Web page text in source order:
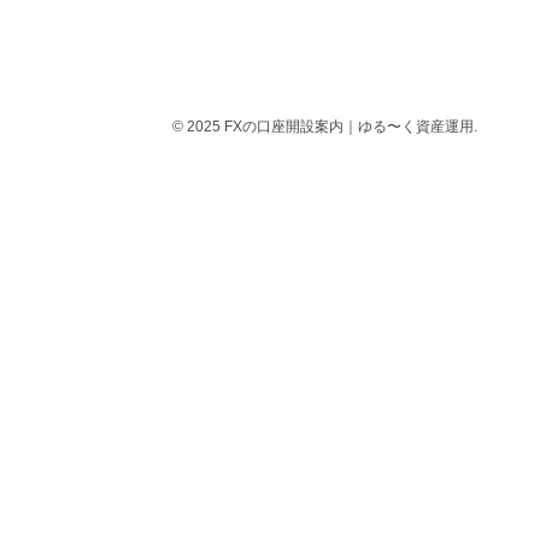
© 2025 FXの口座開設案内｜ゆる〜く資産運用.